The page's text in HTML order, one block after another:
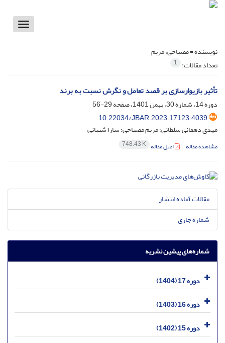
Toggle
نویسنده =مصباحی، مریم
تعداد مقالات: 1
تأثیر بازی‎وارسازی بر قصد تعامل و نگرش نسبت به برند
دوره 14، شماره 30، بهمن 1401، صفحه
29-56
10.22034/JBAR.2023.17123.4039
مهدی دهقانی سلطانی؛ مریم مصباحی؛ سارا شیبانی
مشاهده مقاله اصل مقاله 748.43 K
مقالات آماده انتشار
شماره جاری
شماره‌های پیشین نشریه
دوره 17 (1404)
دوره 16 (1403)
دوره 15 (1402)